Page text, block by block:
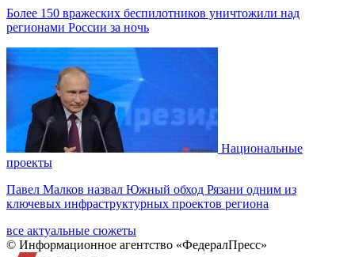
Более 150 вражеских беспилотников уничтожили над
регионами России за ночь
Национальные
проекты
Павел Малков назвал Южный обход Рязани одним из
ключевых инфраструктурных проектов региона
все актуальные сюжеты
© Информационное агентство «ФедералПресс»